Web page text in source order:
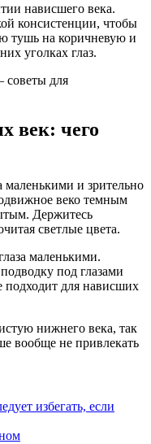
нависшего века.
консистенции, чтобы
тушь на коричневую и
уголках глаз.
век: чего
и зрительно
веко темным
Держитесь
светлые цвета.
маленькими.
под глазами
для нависших
нижнего века, так
вообще не привлекать
избегать, если